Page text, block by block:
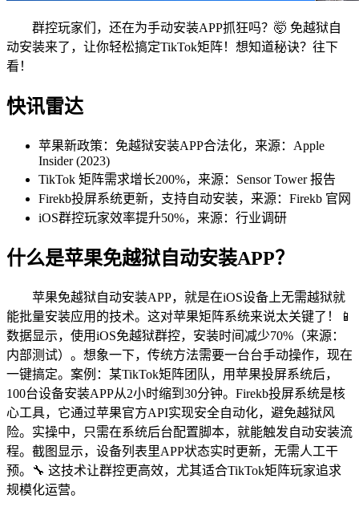
群控玩家们，还在为手动安装APP抓狂吗？🤯 免越狱自
动安装来了，让你轻松搞定TikTok矩阵！想知道秘诀？往下
看！
快讯雷达
苹果新政策：免越狱安装APP合法化，来源：Apple
Insider (2023)
TikTok 矩阵需求增长200%，来源：Sensor Tower 报告
Firekb投屏系统更新，支持自动安装，来源：Firekb 官网
iOS群控玩家效率提升50%，来源：行业调研
什么是苹果免越狱自动安装APP？
苹果免越狱自动安装APP，就是在iOS设备上无需越狱就
能批量安装应用的技术。这对苹果矩阵系统来说太关键了！📱
数据显示，使用iOS免越狱群控，安装时间减少70%（来源：
内部测试）。想象一下，传统方法需要一台台手动操作，现在
一键搞定。案例：某TikTok矩阵团队，用苹果投屏系统后，
100台设备安装APP从2小时缩到30分钟。Firekb投屏系统是核
心工具，它通过苹果官方API实现安全自动化，避免越狱风
险。实操中，只需在系统后台配置脚本，就能触发自动安装流
程。截图显示，设备列表里APP状态实时更新，无需人工干
预。🔧 这技术让群控更高效，尤其适合TikTok矩阵玩家追求
规模化运营。